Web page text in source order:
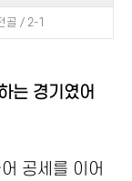
골 / 2-1
는 경기였어
공세를 이어